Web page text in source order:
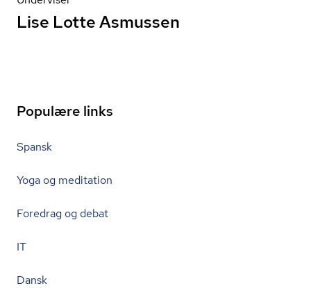
Lise Lotte Asmussen
Populære links
Spansk
Yoga og meditation
Foredrag og debat
IT
Dansk